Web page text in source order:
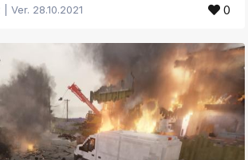
Ver. 28.10.2021 0